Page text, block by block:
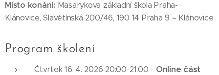
Místo konání: Masarykova základní škola Praha-
Klánovice, Slavětínská 200/46, 190 14 Praha 9 – Klánovice
Program školení
Čtvrtek 16. 4. 2026 20:00-21:00 - Online část